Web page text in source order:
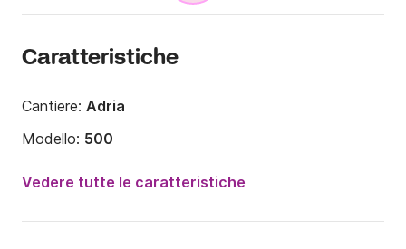
Caratteristiche
Cantiere: Adria
Modello: 500
Vedere tutte le caratteristiche